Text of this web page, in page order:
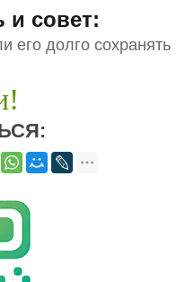
и совет:
его долго сохранять